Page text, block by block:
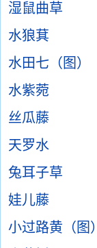
湿鼠曲草
水狼萁
水田七（图）
水紫菀
丝瓜藤
天罗水
兔耳子草
娃儿藤
小过路黄（图）